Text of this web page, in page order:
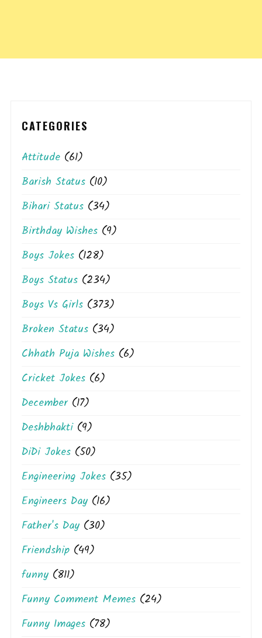
CATEGORIES
Attitude (61)
Barish Status (10)
Bihari Status (34)
Birthday Wishes (9)
Boys Jokes (128)
Boys Status (234)
Boys Vs Girls (373)
Broken Status (34)
Chhath Puja Wishes (6)
Cricket Jokes (6)
December(17)
Deshbhakti(9)
DiDi Jokes (50)
Engineering Jokes (35)
Engineers Day (16)
Father's Day (30)
Friendship (49)
funny (811)
Funny Comment Memes (24)
Funny Images (78)